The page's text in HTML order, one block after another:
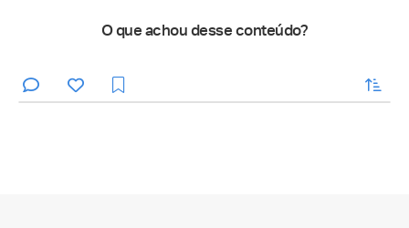
O que achou desse conteúdo?
enviar